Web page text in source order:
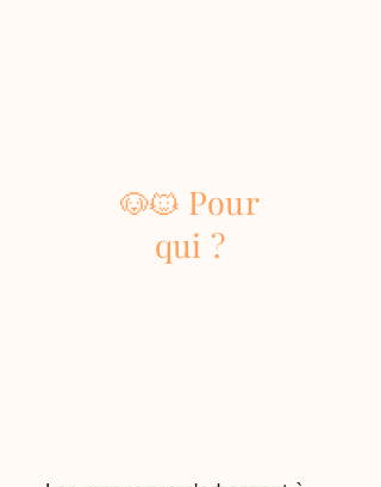
🐶🐱 Pour
qui ?